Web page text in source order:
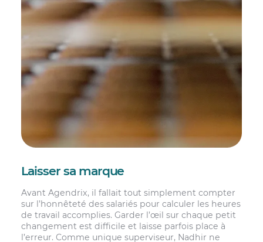
Laisser sa marque
Avant Agendrix, il fallait tout simplement compter
sur l’honnêteté des salariés pour calculer les heures
de travail accomplies. Garder l’œil sur chaque petit
changement est difficile et laisse parfois place à
l’erreur. Comme unique superviseur, Nadhir ne